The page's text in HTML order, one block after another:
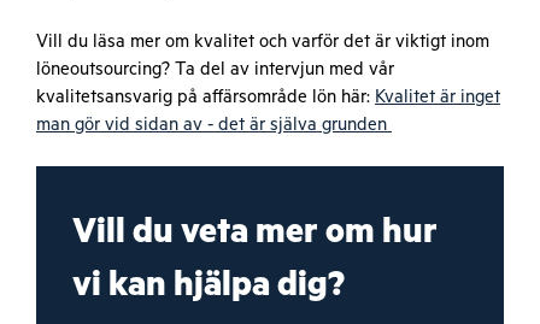
Vill du läsa mer om kvalitet och varför det är viktigt inom
löneoutsourcing? Ta del av intervjun med vår
kvalitetsansvarig på affärsområde lön här: Kvalitet är inget
man gör vid sidan av - det är själva grunden
Vill du veta mer om hur
vi kan hjälpa dig?